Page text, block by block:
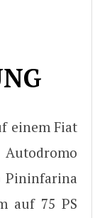
einem Fiat
Pininfarina
auf 75 PS